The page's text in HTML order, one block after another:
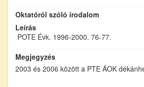
Oktatóról szóló irodalom
Leírás
POTE Évk. 1996-2000. 76-77.
Megjegyzés
2003 és 2006 között a PTE ÁOK